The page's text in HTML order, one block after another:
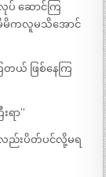
ဆောင်ကြ
မိမိကလူမသိအောင်
ယ် ဖြစ်နေကြ
ရာ”
လည်းပိတ်ပင်လို့မရ